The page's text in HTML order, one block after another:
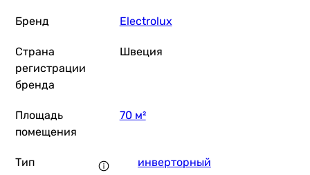
31 149грн
44 036
Бренд Electrolux
Страна
регистрации
бренда
Швеция
Площадь
помещения
70 м²
Тип
инверторный